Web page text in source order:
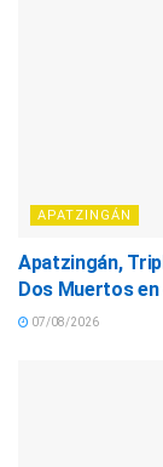
APATZINGÁN
Apatzingán,
Dos Muertos en
07/08/2026